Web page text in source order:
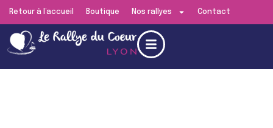
Retour à l’accueil Boutique Nos rallyes Contact